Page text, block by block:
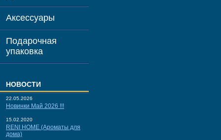
Аксессуары
Подарочная
упаковка
НОВОСТИ
22.05.2026
Новинки Май 2026 !!!
15.02.2020
RENI HOME (Ароматы для
дома)